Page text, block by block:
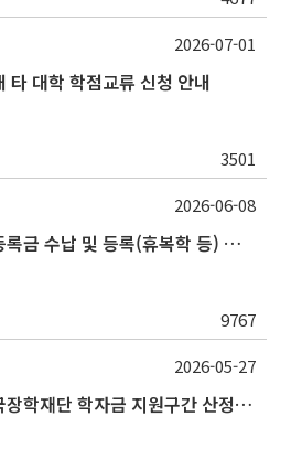
타 대학 학점교류 신청 안내
3501
2026-07-01
2026학년도 제2학기 등록금 수납 및 등록(휴복학 등) 일정 안내
9767
2026-06-08
2026학년도 2학기 한국장학재단 학자금 지원구간 산정 신청 안내
2026-05-27